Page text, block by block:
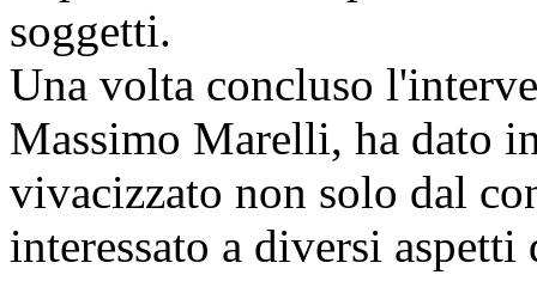
soggetti.
Una volta concluso
Massimo Marelli, ha dato
vivacizzato non solo dal
interessato a diversi aspetti